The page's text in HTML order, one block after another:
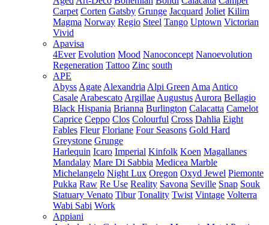
Carpet Corten Gatsby Grunge Jacquard Joliet Kilim
Magma Norway Regio Steel Tango Uptown Victorian
Vivid
Apavisa
4Ever Evolution Mood Nanoconcept Nanoevolution
Regeneration Tattoo Zinc south
APE
Abyss Agate Alexandria Alpi Green Ama Antico
Casale Arabescato Argillae Augustus Aurora Bellagio
Black Hispania Brianna Burlington Calacatta Camelot
Caprice Ceppo Clos Colourful Cross Dahlia Eight
Fables Fleur Floriane Four Seasons Gold Hard
Greystone Grunge
Harlequin Icaro Imperial Kinfolk Koen Magallanes
Mandalay Mare Di Sabbia Medicea Marble
Michelangelo Night Lux Oregon Oxyd Jewel Piemonte
Pukka Raw Re Use Reality Savona Seville Snap Souk
Statuary Venato Tibur Tonality Twist Vintage Volterra
Wabi Sabi Work
Appiani